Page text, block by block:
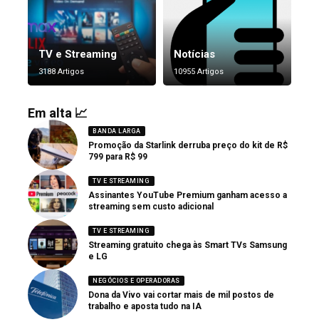
TV e Streaming
3188 Artigos
Notícias
10955 Artigos
Em alta 📈
BANDA LARGA
Promoção da Starlink derruba preço do kit de R$
799 para R$ 99
TV E STREAMING
Assinantes YouTube Premium ganham acesso a
streaming sem custo adicional
TV E STREAMING
Streaming gratuito chega às Smart TVs Samsung
e LG
NEGÓCIOS E OPERADORAS
Dona da Vivo vai cortar mais de mil postos de
trabalho e aposta tudo na IA